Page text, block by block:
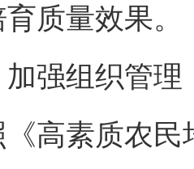
质量效果。
强组织管理
素质农民